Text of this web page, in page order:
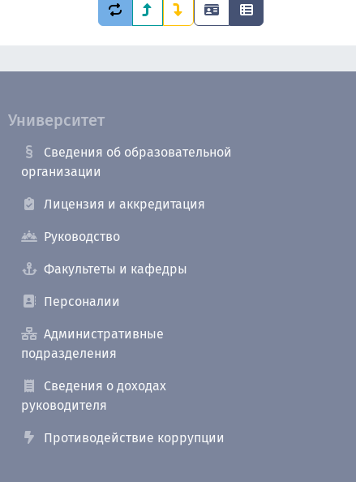
Университет
Сведения об образовательной
организации
Лицензия и аккредитация
Руководство
Факультеты и кафедры
Персоналии
Административные
подразделения
Сведения о доходах
руководителя
Противодействие коррупции